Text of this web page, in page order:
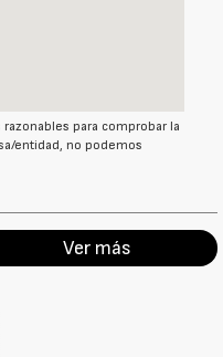
para comprobar la
entidad, no podemos
Ver más